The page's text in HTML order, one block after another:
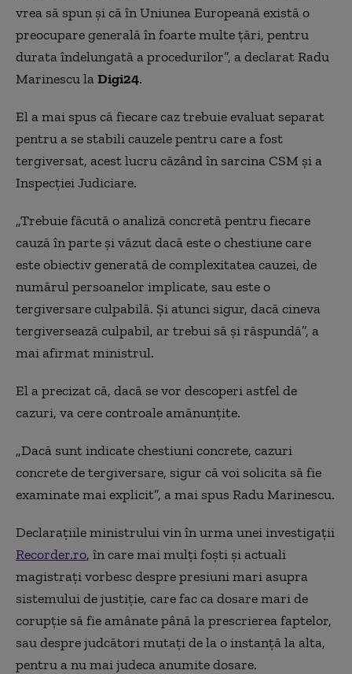
vrea să spun și că în Uniunea Europeană există o
preocupare generală în foarte multe țări, pentru
durata îndelungată a procedurilor”, a declarat Radu
Marinescu laDigi24.
El a mai spus că fiecare caz trebuie evaluat separat
pentru a se stabili cauzele pentru care a fost
tergiversat, acest lucru căzând în sarcina CSM și a
Inspecției Judiciare.
„Trebuie făcută o analiză concretă pentru fiecare
cauză în parte și văzut dacă este o chestiune care
este obiectiv generată de complexitatea cauzei, de
numărul persoanelor implicate, sau este o
tergiversare culpabilă. Și atunci sigur, dacă cineva
tergiversează culpabil, ar trebui să și răspundă”, a
mai afirmat ministrul.
El a precizat că, dacă se vor descoperi astfel de
cazuri, va cere controale amănunțite.
„Dacă sunt indicate chestiuni concrete, cazuri
concrete de tergiversare, sigur că voi solicita să fie
examinate mai explicit”, a mai spus Radu Marinescu.
Declarațiile ministrului vin în urma unei investigații
Recorder.ro, în care mai mulți foști și actuali
magistrați vorbesc despre presiuni mari asupra
sistemului de justiție, care fac ca dosare mari de
corupție să fie amânate până la prescrierea faptelor,
sau despre judcători mutați de la o instanță la alta,
pentru a nu mai judeca anumite dosare.